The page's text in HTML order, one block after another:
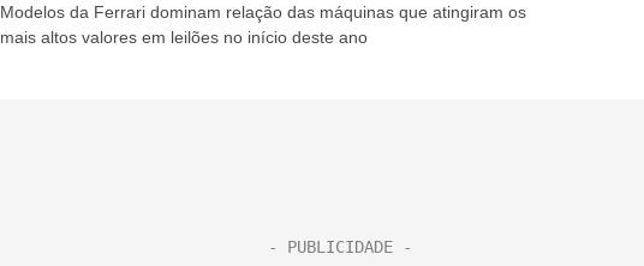
Modelos da Ferrari dominam relação das máquinas que atingiram os
mais altos valores em leilões no início deste ano